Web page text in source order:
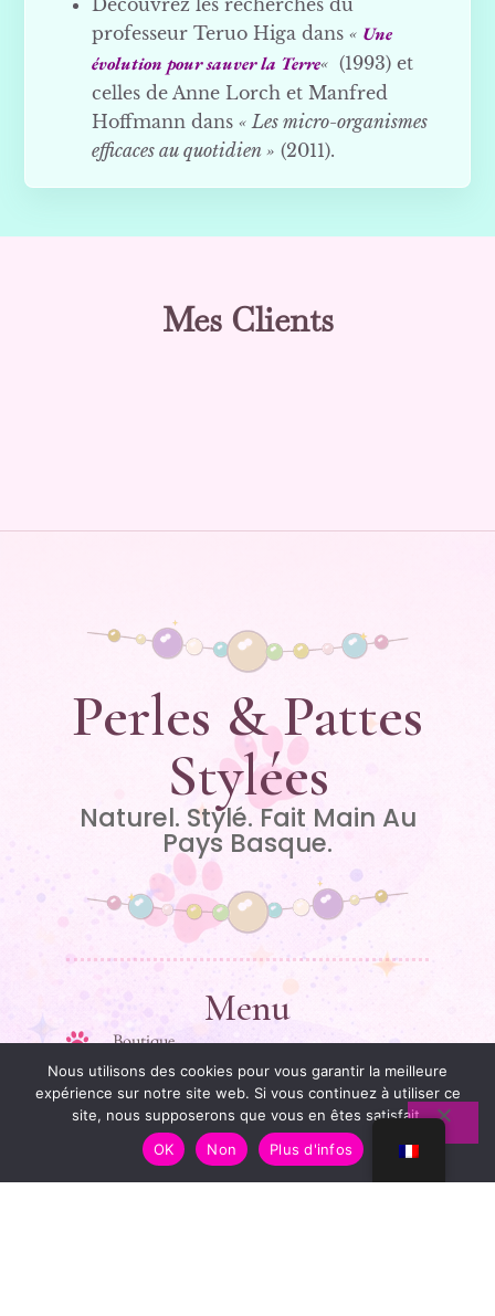
professeur Teruo Higa dans« Une
évolution pour sauver la Terre« (1993) et
celles de Anne Lorch et Manfred
Hoffmann dans« Les micro-organismes
efficaces au quotidien » (2011).
Mes Clients
Perles & Pattes
Stylées
Naturel. Stylé. Fait Main Au
Pays Basque.
Menu
Boutique
Mon histoire
Guide des tailles
Contact
Liens Utiles
Nous utilisons des cookies pour vous garantir la meilleure
expérience sur notre site web. Si vous continuez à utiliser ce
site, nous supposerons que vous en êtes satisfait.
OK
Non Plus d'infos